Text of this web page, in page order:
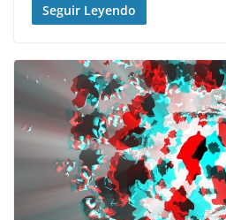
Seguir Leyendo